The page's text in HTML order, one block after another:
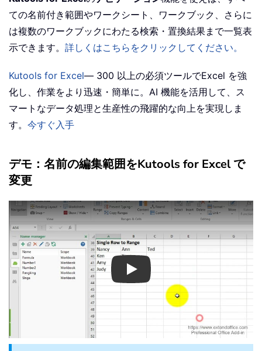
ての名前付き範囲やワークシート、ワークブック、さらに
は複数のワークブックにわたる検索・置換結果まで一覧表
示できます。 詳しくはこちらをクリックしてください。
Kutools for Excel— 300 以上の必須ツールでExcel を強
化し、作業をより迅速・簡単に。AI 機能を活用して、ス
マートなデータ処理と生産性の飛躍的な向上を実現しま
す。 今すぐ入手
デモ：名前の編集範囲をKutools for Excel で
変更
Play